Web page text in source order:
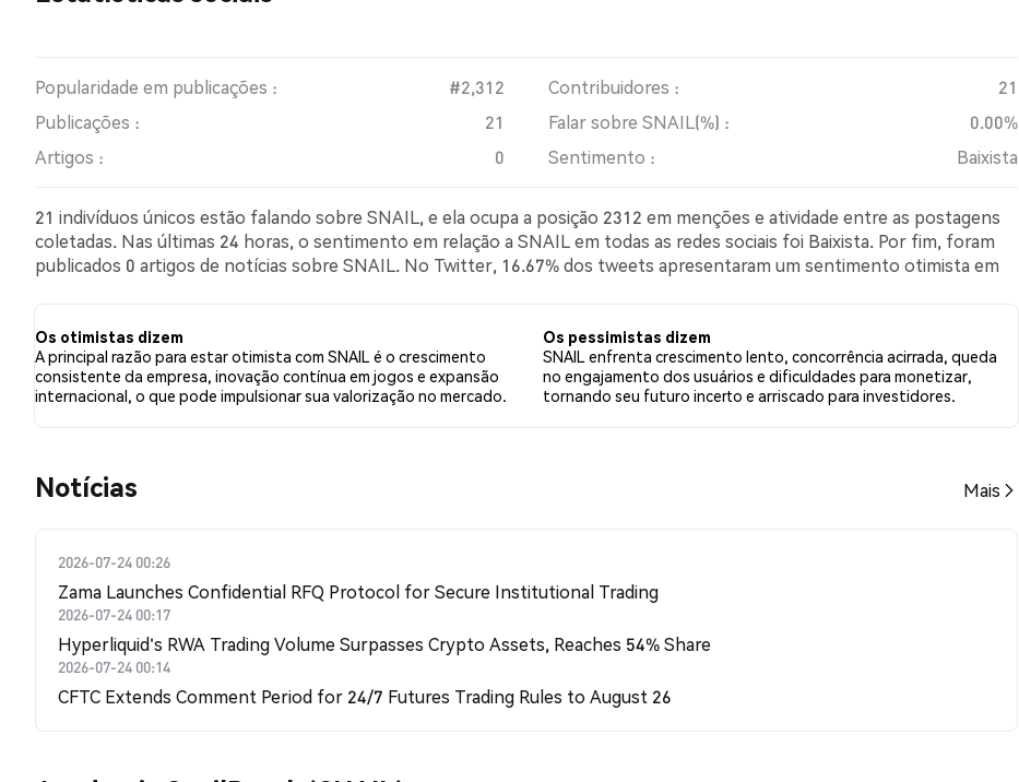
Popularidade em publicações : #2,312 Contribuidores :
21
Publicações :
21 Falar sobre SNAIL(%) :
0.00%
Artigos :
0 Sentimento : Baixista
21 indivíduos únicos estão falando sobre SNAIL, e ela ocupa a posição 2312 em menções e atividade entre as postagens
coletadas. Nas últimas 24 horas, o sentimento em relação a SNAIL em todas as redes sociais foi Baixista. Por fim, foram
publicados 0 artigos de notícias sobre SNAIL. No Twitter, 16.67% dos tweets apresentaram um sentimento otimista em
Os otimistas dizem
A principal razão para estar otimista com SNAIL é o crescimento
consistente da empresa, inovação contínua em jogos e expansão
internacional, o que pode impulsionar sua valorização no mercado.
Os pessimistas dizem
SNAIL enfrenta crescimento lento, concorrência acirrada, queda
no engajamento dos usuários e dificuldades para monetizar,
tornando seu futuro incerto e arriscado para investidores.
​​Notícias​​ Mais
2026-07-24 00:26
Zama Launches Confidential RFQ Protocol for Secure Institutional Trading
2026-07-24 00:17
Hyperliquid's RWA Trading Volume Surpasses Crypto Assets, Reaches 54% Share
2026-07-24 00:14
CFTC Extends Comment Period for 24/7 Futures Trading Rules to August 26